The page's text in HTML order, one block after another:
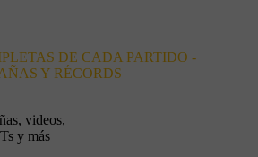
DE CADA PARTIDO -
Y RÉCORDS
videos,
y más